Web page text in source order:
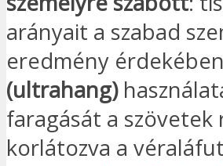
arányait a szabad
eredmény
(ultrahang)
faragását a
korlátozva a